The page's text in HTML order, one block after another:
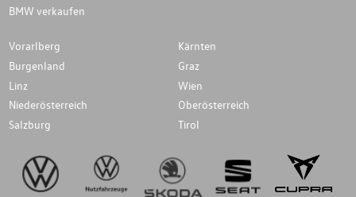
BMW verkaufen
Vorarlberg
Kärnten
Burgenland
Graz
Linz
Wien
Niederösterreich
Oberösterreich
Salzburg
Tirol